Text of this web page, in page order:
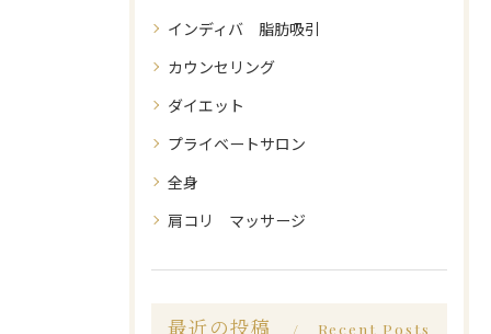
インディバ 脂肪吸引
カウンセリング
ダイエット
プライベートサロン
全身
肩コリ マッサージ
最近の投稿 Recent Posts